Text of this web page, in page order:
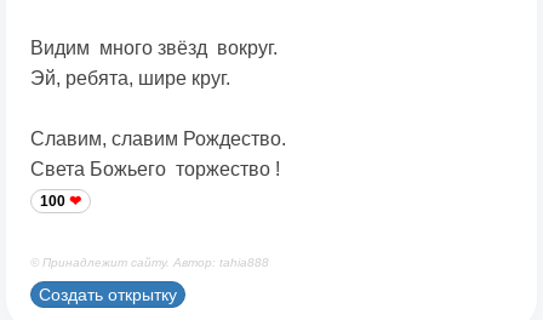
Видим много звёзд вокруг.
Эй, ребята, шире круг.
Славим, славим Рождество.
Света Божьего торжество !
100
© Принадлежит сайту. Автор: tahia888
Создать открытку